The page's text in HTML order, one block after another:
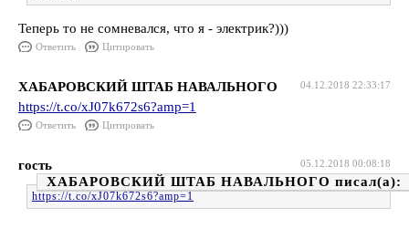
Теперь то не сомневался, что я - электрик?)))
Ответить Цитировать
04.12.2018 22:33:17
ХАБАРОВСКИЙ ШТАБ НАВАЛЬНОГО
https://t.co/xJ07k672s6?amp=1
Ответить Цитировать
05.12.2018 00:08:18
гость
ХАБАРОВСКИЙ ШТАБ НАВАЛЬНОГО
https://t.co/xJ07k672s6?amp=1